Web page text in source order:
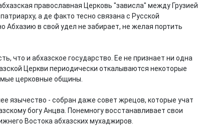
православная Церковь "зависла" между Грузией
а де факто тесно связана с Русской
в свой удел не забирает, не желая портить
что и абхазское государство. Ее не признает ни одна
Церкви периодически откалываются некоторые
церковные общины.
язычество - собран даже совет жрецов, которые учат
богу Анцва. Понемногу восстанавливает свои
Востока абхазских мухаджиров.